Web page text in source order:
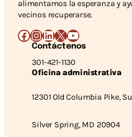
alimentamos la esperanza y
vecinos recuperarse.
Facebook
Instagram
LinkedIn
X YouTube
Contáctenos
301-421-1130
Oficina administrativa
12301 Old Columbia Pike,
Silver Spring, MD 20904